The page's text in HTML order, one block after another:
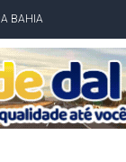
BAHIA
LULA
EM ENQUETES